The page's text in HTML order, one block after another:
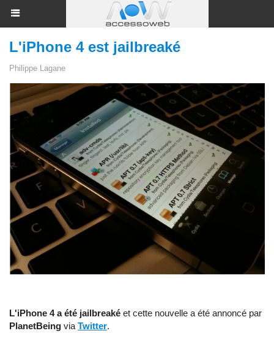
L'iPhone 4 est jailbreaké
Philippe Lagane
L'iPhone 4 a été jailbreaké et cette nouvelle a été annoncé par
PlanetBeing via Twitter.